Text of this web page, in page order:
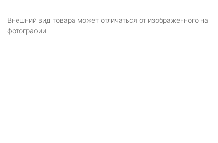
Внешний вид товара может отличаться от изображённого на
фотографии